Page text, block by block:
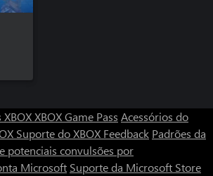
XBOXXBOX Game Pass Acessórios do
Suporte do XBOX Feedback Padrões da
potenciais convulsões por
Microsoft Suporte da Microsoft Store